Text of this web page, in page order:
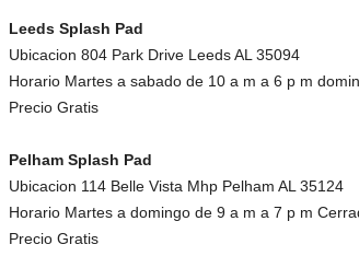
Leeds Splash Pad
Ubicacion 804 Park Drive Leeds AL 35094
Horario Martes a sabado de 10 a m a 6 p m
Precio Gratis
Pelham Splash Pad
Ubicacion 114 Belle Vista Mhp Pelham AL 35124
Horario Martes a domingo de 9 a m a 7 p m
Precio Gratis